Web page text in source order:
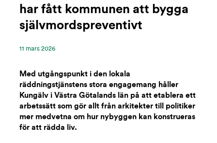
har fått kommunen att bygga
självmordspreventivt
11 ‪mars‬ 2026
Med utgångspunkt i den lokala
räddningstjänstens stora engagemang håller
Kungälv i Västra Götalands län på att etablera ett
arbetssätt som gör allt från arkitekter till politiker
mer medvetna om hur nybyggen kan konstrueras
för att rädda liv.